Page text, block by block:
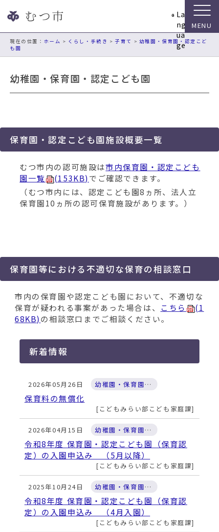
ビ
メ
ュ
La
ng
ua
ge
現在の位置： ホーム > くらし・手続き >子育て > 幼稚園・保育園・認定こど
も園
幼稚園・保育園・認定こども園
保育園・認定こども園施設概要一覧
むつ市内の認可施設は市内保育園・認定こども
園一覧
(153KB)でご確認できます。
（むつ市内には、認定こども園8ヵ所、法人立
保育園10ヵ所の認可保育施設があります。）
保育園等における不適切な保育の相談窓口
市内の保育園や認定こども園において、不適切な
保育が疑われる事案があった場合は、 こちら
(1
68KB)の相談窓口までご相談ください。
新着情報
2026年05月26日 幼稚園・保育園・認定こども園
保育料の無償化
こどもみらい部こども家庭課
2026年04月15日 幼稚園・保育園・認定こども園
令和8年度 保育園・認定こども園（保育認
定）の入園申込み （5月以降）
こどもみらい部こども家庭課
2025年10月24日 幼稚園・保育園・認定こども園
令和8年度 保育園・認定こども園（保育認
定）の入園申込み （4月入園）
こどもみらい部こども家庭課